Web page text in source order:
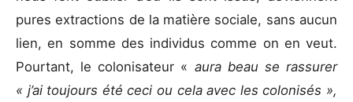
pures extractions de la matière sociale, sans aucun
lien, en somme des individus comme on en veut.
Pourtant, le colonisateur « aura beau se rassurer
« j’ai toujours été ceci ou cela avec les colonisés »,